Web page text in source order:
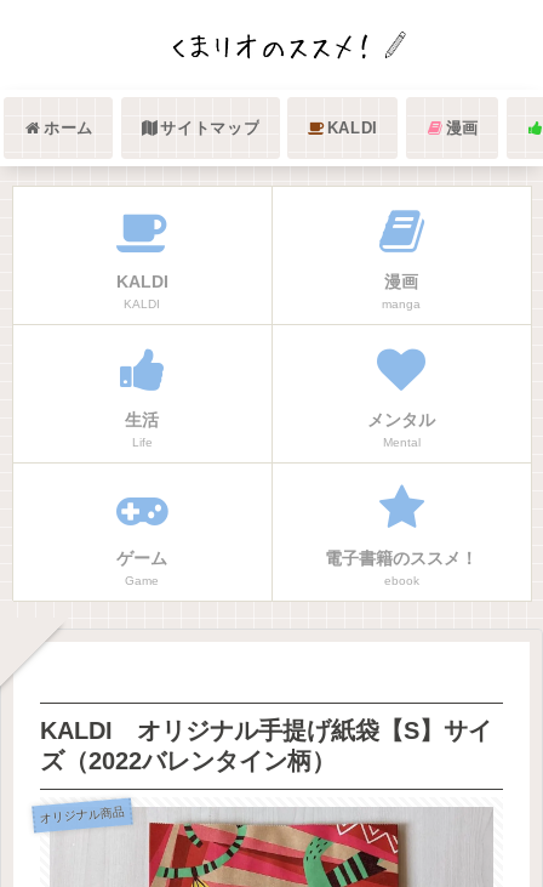
ホーム サイトマップ KALDI 漫画
KALDI
KALDI
漫画
manga
生活
Life
メンタル
Mental
ゲーム
Game
電子書籍のススメ！
ebook
KALDI オリジナル手提げ紙袋【S】サイ
ズ（2022バレンタイン柄）
オリジナル商品